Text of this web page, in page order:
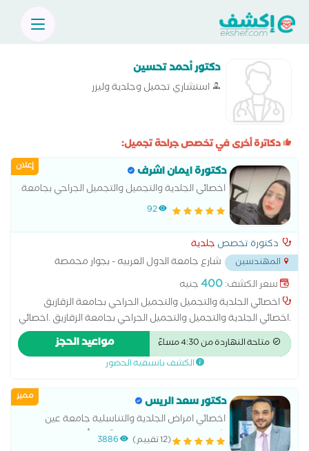
دكتور أحمد تحسين
استشاري تجميل وجلدية وليزر
دكاترة أخرى في تخصص جراحة تجميل:
إعلان دكتورة ايمان اشرف
اخصائي الجلدية والتجميل والتجميل الجراحي بجامعة
الزقازيق .
92
دكتورة تخصص جلدية
المهندسين
شارع جامعة الدول العربيه - بجوار محمصة
العروبة ومترو جامعة الدول... سعر الكشف:400جنيه
اخصائي الجلدية والتجميل والتجميل الجراحي بجامعة الزقازيق
.اخصائي الجلدية والتجميل والتجميل الجراحي بجامعة الزقازيق .اخصائي
الجلدية والتجميل والتجميل الجراحي بجامعة الزقازيق .اخصائي الجلدية
والتجميل والتجميل الجراحي بجامعة الزقازيق .
متاحة النهاردة من 4:30 مساءً مواعيد الحجز
الكشف باسبقية الحضور
مميز دكتور سعد الريس
اخصائي امراض الجلدية والتناسلية جامعة عين
شمس . عضو في الجمعية الآسيو أفريقية للجلدية
(12 تقييم) 3886